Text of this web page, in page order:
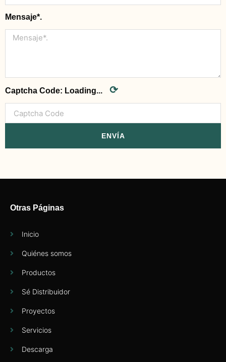
Mensaje*.
Captcha Code: Loading... ⟳
ENVÍA
Otras Páginas
Inicio
Quiénes somos
Productos
Sé Distribuidor
Proyectos
Servicios
Descarga